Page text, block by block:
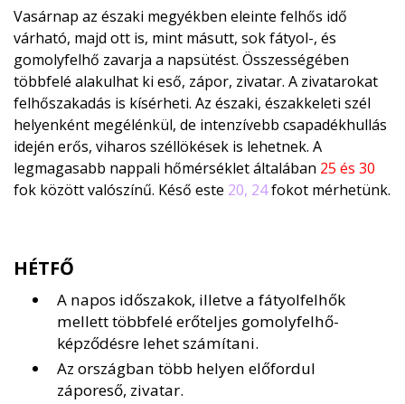
Vasárnap az északi megyékben eleinte felhős idő
várható, majd ott is, mint másutt, sok fátyol-, és
gomolyfelhő zavarja a napsütést. Összességében
többfelé alakulhat ki eső, zápor, zivatar. A zivatarokat
felhőszakadás is kísérheti. Az északi, északkeleti szél
helyenként megélénkül, de intenzívebb csapadékhullás
idején erős, viharos széllökések is lehetnek. A
legmagasabb nappali hőmérséklet általában 25 és 30
fok között valószínű. Késő este 20, 24fokot mérhetünk.
HÉTFŐ
A napos időszakok, illetve a fátyolfelhők
mellett többfelé erőteljes gomolyfelhő-
képződésre lehet számítani.
Az országban több helyen előfordul
záporeső, zivatar.